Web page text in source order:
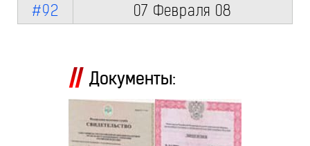
#92
07 Февраля 08
Документы: